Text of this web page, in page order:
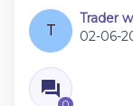
T
Trader
02-06-